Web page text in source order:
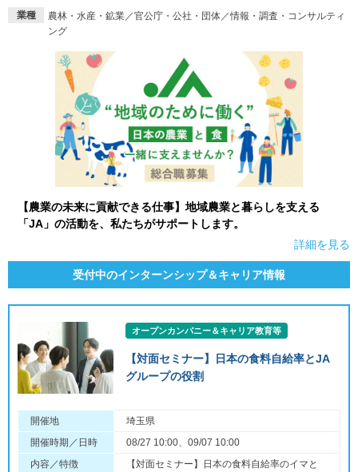
業種
農林・水産・鉱業／官公庁・公社・団体／情報・調査・コンサルティ
ング
【農業の未来に貢献できる仕事】地域農業と暮らしを支える
「JA」の活動を、私たちがサポートします。
詳細を見る
受付中のインターンシップ＆キャリア情報
オープンカンパニー＆キャリア教育等
【対面セミナー】日本の食料自給率とJA
グループの役割
開催地
埼玉県
開催時期／日時
08/27 10:00、09/07 10:00
内容／特徴
【対面セミナー】日本の食料自給率のイマと